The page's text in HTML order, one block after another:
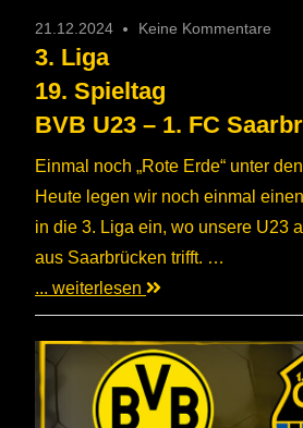
21.12.2024 Keine Kommentare
3. Liga
19. Spieltag
BVB U23 – 1. FC
Einmal noch „Rote Erde“ unter
Heute legen wir noch einmal
in die 3. Liga ein, wo unsere U23
aus Saarbrücken trifft. …
... weiterlesen